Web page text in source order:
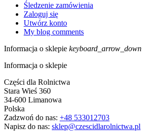
Śledzenie zamówienia
Zaloguj się
Utwórz konto
My blog comments
Informacja o sklepie keyboard_arrow_down
Informacja o sklepie
Części dla Rolnictwa
Stara Wieś 360
34-600 Limanowa
Polska
Zadzwoń do nas: +48 533012703
Napisz do nas: sklep@czescidlarolnictwa.pl